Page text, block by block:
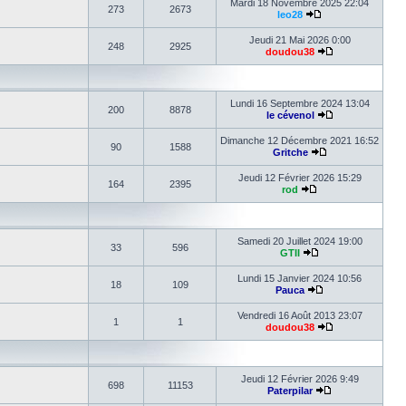
273 2673
Mardi 18 Novembre 2025 22:04
leo28
248 2925
Jeudi 21 Mai 2026 0:00
doudou38
200 8878
Lundi 16 Septembre 2024 13:04
le cévenol
90 1588
Dimanche 12 Décembre 2021 16:52
Gritche
164 2395
Jeudi 12 Février 2026 15:29
rod
33 596
Samedi 20 Juillet 2024 19:00
GTII
18 109
Lundi 15 Janvier 2024 10:56
Pauca
1 1
Vendredi 16 Août 2013 23:07
doudou38
698 11153
Jeudi 12 Février 2026 9:49
Paterpilar